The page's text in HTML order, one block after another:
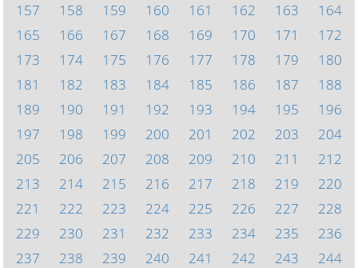
157
158 159 160 161 162 163
164
165
166 167 168 169 170 171
172
173
174 175 176 177 178 179
180
181
182 183 184 185 186 187
188
189
190 191 192 193 194 195
196
197
198 199 200 201 202 203
204
205
206 207 208 209 210 211
212
213
214 215 216 217 218 219
220
221
222 223 224 225 226 227
228
229
230 231 232 233 234 235
236
237
238 239 240 241 242 243
244